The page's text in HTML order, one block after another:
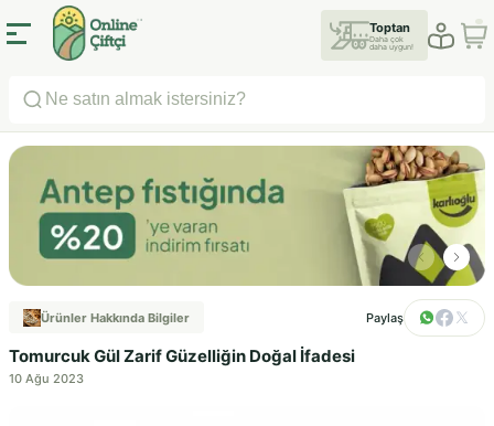
Toptan
Daha çok
daha uygun!
Ürünler Hakkında Bilgiler Paylaş
Tomurcuk Gül Zarif Güzelliğin Doğal İfadesi
10 Ağu 2023